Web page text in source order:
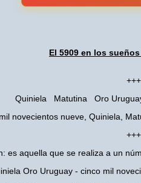
El 5909 en los
+++
Quiniela Matutina Oro
novecientos nueve, Quiniela,
+++
es aquella que se realiza a un
Oro Uruguay - cinco mil